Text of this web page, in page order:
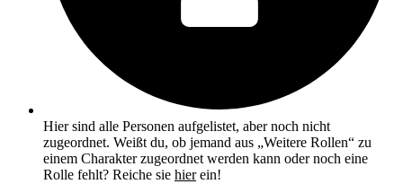
Hier sind alle Personen aufgelistet, aber noch nicht
zugeordnet. Weißt du, ob jemand aus „Weitere Rollen“ zu
einem Charakter zugeordnet werden kann oder noch eine
Rolle fehlt? Reiche sie hierein!